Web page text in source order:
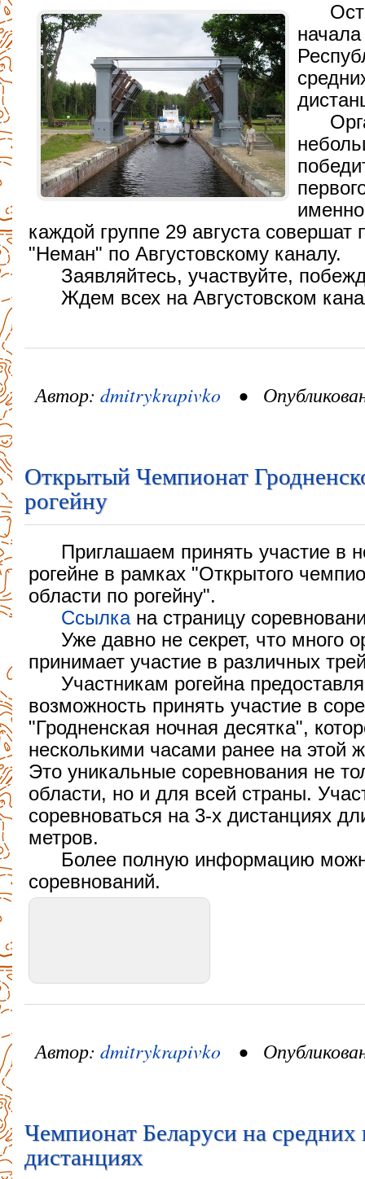
каждой группе 29 августа совершат
"Неман" по Августовскому каналу.
Заявляйтесь, участвуйте,
Ждем всех на Августовском
Автор: dmitrykrapivko •
Открытый Чемпионат
рогейну
Приглашаем принять участие в
рогейне в рамках "Открытого
области по рогейну".
Ссылкана страницу
Уже давно не секрет, что много
принимает участие в различных
Участникам рогейна
возможность принять участие в
"Гродненская ночная десятка",
несколькими часами ранее на этой
Это уникальные соревнования не
области, но и для всей страны.
соревноваться на 3-х дистанциях
метров.
Более полную информацию
соревнований.
Автор: dmitrykrapivko •
Чемпионат Беларуси на
дистанциях